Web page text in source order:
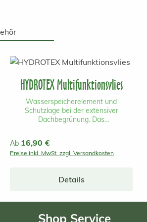
HYDROTEX Multifunktionsvlies
Wasserspeicherelement und
Schutzlage bei der extensiver
Dachbegrünung. Das
Gründach aufgebracht werden und
dient ausserdem als Drainage und
Substratschicht darauf ausgebracht
Sedumflachballen bepflanzt. Das
Multifunktionsvlies hat ein Gewicht
Regulärer Preis:
Ab 16,90 €
Preise inkl. MwSt. zzgl. Versandkosten
Details
Shop Service